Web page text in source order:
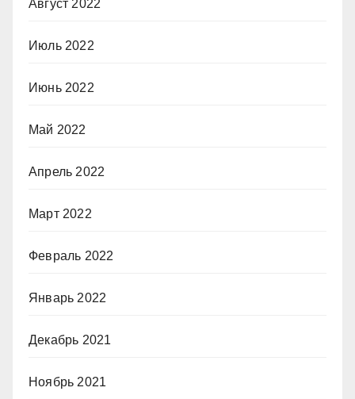
Август 2022
Июль 2022
Июнь 2022
Май 2022
Апрель 2022
Март 2022
Февраль 2022
Январь 2022
Декабрь 2021
Ноябрь 2021